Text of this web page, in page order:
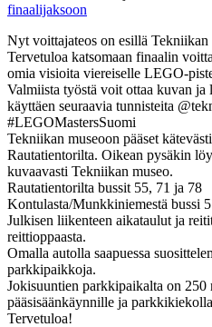
finaalijaksoon
Nyt voittajateos on esillä Tekniikan
Tervetuloa katsomaan finaalin
omia visioita viereiselle LEGO-
Valmiista työstä voit ottaa kuvan ja
käyttäen seuraavia tunnisteita
#LEGOMastersSuomi
Tekniikan museoon pääset
Rautatientorilta. Oikean pysäkin
kuvaavasti Tekniikan museo.
Rautatientorilta bussit 55, 71 ja 78
Kontulasta/Munkkiniemestä bussi
Julkisen liikenteen aikataulut ja
reittioppaasta.
Omalla autolla saapuessa
parkkipaikkoja.
Jokisuuntien parkkipaikalta on
pääsisäänkäynnille ja
Tervetuloa!